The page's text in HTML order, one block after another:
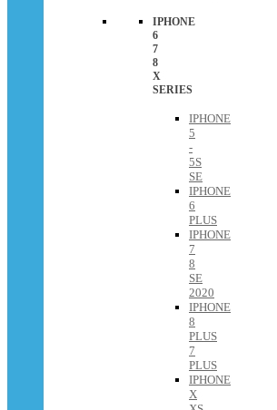
IPHONE
6
7
8
X
SERIES
IPHONE
5
-
5S
SE
IPHONE
6
PLUS
IPHONE
7
8
SE
2020
IPHONE
8
PLUS
7
PLUS
IPHONE
X